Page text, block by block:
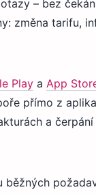
– bez
změna tarifu,
Play a App
přímo z
a
běžných